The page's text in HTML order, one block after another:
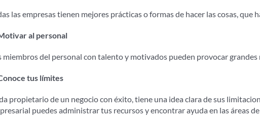
las empresas tienen mejores prácticas o formas de hacer las cosas, que
al personal
miembros del personal con talento y motivados pueden provocar grandes
tus límites
propietario de un negocio con éxito, tiene una idea clara de sus
puedes administrar tus recursos y encontrar ayuda en las áreas